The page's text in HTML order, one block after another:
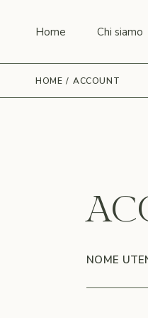
contentHome Chi siamo
HOME ACCOUNT
NOME